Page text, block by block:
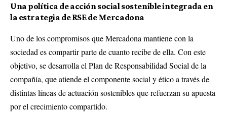
Una política de acción social sostenible integrada en
la estrategia de RSE de Mercadona
Uno de los compromisos que Mercadona mantiene con la
sociedad es compartir parte de cuanto recibe de ella. Con este
objetivo, se desarrolla el Plan de Responsabilidad Social de la
compañía, que atiende el componente social y ético a través de
distintas líneas de actuación sostenibles que refuerzan su apuesta
por el crecimiento compartido.